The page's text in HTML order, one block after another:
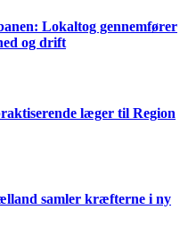
Lokaltog gennemfører
og drift
læger til Region
samler kræfterne i ny